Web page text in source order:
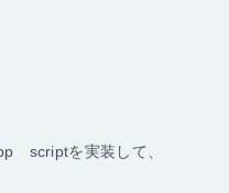
scriptを実装して、